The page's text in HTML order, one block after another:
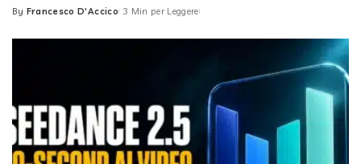
Posted
By Francesco D'Accico 3 Min per Leggere